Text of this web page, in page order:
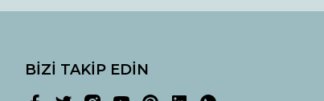
BİZİ TAKİP EDİN